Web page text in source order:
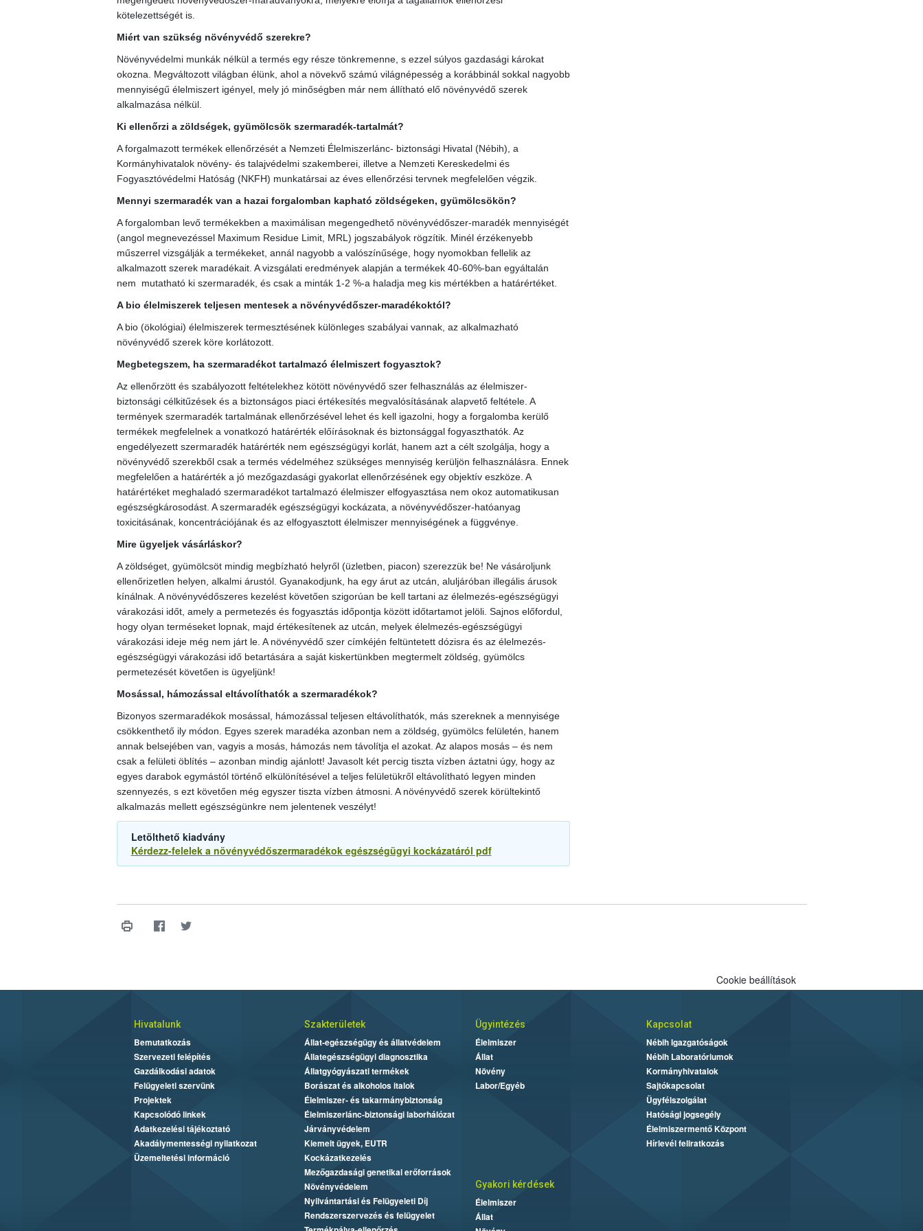
kötelezettségét is.
Miért van szükség növényvédő szerekre?
Növényvédelmi munkák nélkül a termés egy része tönkremenne, s ezzel súlyos gazdasági károkat
okozna. Megváltozott világban élünk, ahol a növekvő számú világnépesség a korábbinál sokkal nagyobb
mennyiségű élelmiszert igényel, mely jó minőségben már nem állítható elő növényvédő szerek
alkalmazása nélkül.
Ki ellenőrzi a zöldségek, gyümölcsök szermaradék-tartalmát?
A forgalmazott termékek ellenőrzését a Nemzeti Élelmiszerlánc- biztonsági Hivatal (Nébih), a
Kormányhivatalok növény- és talajvédelmi szakemberei, illetve a Nemzeti Kereskedelmi és
Fogyasztóvédelmi Hatóság (NKFH) munkatársai az éves ellenőrzési tervnek megfelelően végzik.
Mennyi szermaradék van a hazai forgalomban kapható zöldségeken, gyümölcsökön?
A forgalomban levő termékekben a maximálisan megengedhető növényvédőszer-maradék mennyiségét
(angol megnevezéssel Maximum Residue Limit, MRL) jogszabályok rögzítik. Minél érzékenyebb
műszerrel vizsgálják a termékeket, annál nagyobb a valószínűsége, hogy nyomokban fellelik az
alkalmazott szerek maradékait. A vizsgálati eredmények alapján a termékek 40-60%-ban egyáltalán
nem mutatható ki szermaradék, és csak a minták 1-2 %-a haladja meg kis mértékben a határértéket.
A bio élelmiszerek teljesen mentesek a növényvédőszer-maradékoktól?
A bio (ökológiai) élelmiszerek termesztésének különleges szabályai vannak, az alkalmazható
növényvédő szerek köre korlátozott.
Megbetegszem, ha szermaradékot tartalmazó élelmiszert fogyasztok?
Az ellenőrzött és szabályozott feltételekhez kötött növényvédő szer felhasználás az élelmiszer-
biztonsági célkitűzések és a biztonságos piaci értékesítés megvalósításának alapvető feltétele. A
termények szermaradék tartalmának ellenőrzésével lehet és kell igazolni, hogy a forgalomba kerülő
termékek megfelelnek a vonatkozó határérték előírásoknak és biztonsággal fogyaszthatók. Az
engedélyezett szermaradék határérték nem egészségügyi korlát, hanem azt a célt szolgálja, hogy a
növényvédő szerekből csak a termés védelméhez szükséges mennyiség kerüljön felhasználásra. Ennek
megfelelően a határérték a jó mezőgazdasági gyakorlat ellenőrzésének egy objektív eszköze. A
határértéket meghaladó szermaradékot tartalmazó élelmiszer elfogyasztása nem okoz automatikusan
egészségkárosodást. A szermaradék egészségügyi kockázata, a növényvédőszer-hatóanyag
toxicitásának, koncentrációjának és az elfogyasztott élelmiszer mennyiségének a függvénye.
Mire ügyeljek vásárláskor?
A zöldséget, gyümölcsöt mindig megbízható helyről (üzletben, piacon) szerezzük be! Ne vásároljunk
ellenőrizetlen helyen, alkalmi árustól. Gyanakodjunk, ha egy árut az utcán, aluljáróban illegális árusok
kínálnak. A növényvédőszeres kezelést követően szigorúan be kell tartani az élelmezés-egészségügyi
várakozási időt, amely a permetezés és fogyasztás időpontja között időtartamot jelöli. Sajnos előfordul,
hogy olyan terméseket lopnak, majd értékesítenek az utcán, melyek élelmezés-egészségügyi
várakozási ideje még nem járt le. A növényvédő szer címkéjén feltüntetett dózisra és az élelmezés-
egészségügyi várakozási idő betartására a saját kiskertünkben megtermelt zöldség, gyümölcs
permetezését követően is ügyeljünk!
Mosással, hámozással eltávolíthatók a szermaradékok?
Bizonyos szermaradékok mosással, hámozással teljesen eltávolíthatók, más szereknek a mennyisége
csökkenthető ily módon. Egyes szerek maradéka azonban nem a zöldség, gyümölcs felületén, hanem
annak belsejében van, vagyis a mosás, hámozás nem távolítja el azokat. Az alapos mosás – és nem
csak a felületi öblítés – azonban mindig ajánlott! Javasolt két percig tiszta vízben áztatni úgy, hogy az
egyes darabok egymástól történő elkülönítésével a teljes felületükről eltávolítható legyen minden
szennyezés, s ezt követően még egyszer tiszta vízben átmosni. A növényvédő szerek körültekintő
alkalmazás mellett egészségünkre nem jelentenek veszélyt!
Letölthető kiadvány
Kérdezz-felelek a növényvédőszermaradékok egészségügyi kockázatáról pdf
Cookie beállítások
Hivatalunk
Bemutatkozás
Szervezeti felépítés
Gazdálkodási adatok
Felügyeleti szervünk
Projektek
Kapcsolódó linkek
Adatkezelési tájékoztató
Akadálymentességi nyilatkozat
Üzemeltetési információ
Szakterületek
Állat-egészségügy és állatvédelem
Állategészségügyi diagnosztika
Állatgyógyászati termékek
Borászat és alkoholos italok
Élelmiszer- és takarmánybiztonság
Élelmiszerlánc-biztonsági laborhálózat
Járványvédelem
Kiemelt ügyek, EUTR
Kockázatkezelés
Mezőgazdasági genetikai erőforrások
Növényvédelem
Nyilvántartási és Felügyeleti Díj
Rendszerszervezés és felügyelet
Ügyintézés
Élelmiszer
Állat
Növény
Labor/Egyéb
Kapcsolat
Nébih Igazgatóságok
Nébih Laboratóriumok
Kormányhivatalok
Sajtókapcsolat
Ügyfélszolgálat
Hatósági jogsegély
Élelmiszermentő Központ
Hírlevél feliratkozás
Gyakori kérdések
Élelmiszer
Állat